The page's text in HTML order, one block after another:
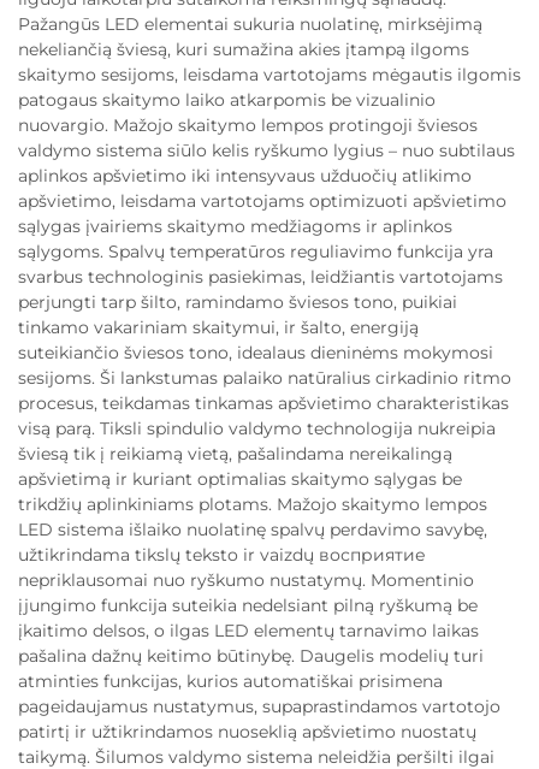
Pažangūs LED elementai sukuria nuolatinę, mirksėjimą
nekeliančią šviesą, kuri sumažina akies įtampą ilgoms
skaitymo sesijoms, leisdama vartotojams mėgautis ilgomis
patogaus skaitymo laiko atkarpomis be vizualinio
nuovargio. Mažojo skaitymo lempos protingoji šviesos
valdymo sistema siūlo kelis ryškumo lygius – nuo subtilaus
aplinkos apšvietimo iki intensyvaus užduočių atlikimo
apšvietimo, leisdama vartotojams optimizuoti apšvietimo
sąlygas įvairiems skaitymo medžiagoms ir aplinkos
sąlygoms. Spalvų temperatūros reguliavimo funkcija yra
svarbus technologinis pasiekimas, leidžiantis vartotojams
perjungti tarp šilto, ramindamo šviesos tono, puikiai
tinkamo vakariniam skaitymui, ir šalto, energiją
suteikiančio šviesos tono, idealaus dieninėms mokymosi
sesijoms. Ši lankstumas palaiko natūralius cirkadinio ritmo
procesus, teikdamas tinkamas apšvietimo charakteristikas
visą parą. Tiksli spindulio valdymo technologija nukreipia
šviesą tik į reikiamą vietą, pašalindama nereikalingą
apšvietimą ir kuriant optimalias skaitymo sąlygas be
trikdžių aplinkiniams plotams. Mažojo skaitymo lempos
LED sistema išlaiko nuolatinę spalvų perdavimo savybę,
užtikrindama tikslų teksto ir vaizdų восприятие
nepriklausomai nuo ryškumo nustatymų. Momentinio
įjungimo funkcija suteikia nedelsiant pilną ryškumą be
įkaitimo delsos, o ilgas LED elementų tarnavimo laikas
pašalina dažnų keitimo būtinybę. Daugelis modelių turi
atminties funkcijas, kurios automatiškai prisimena
pageidaujamus nustatymus, supaprastindamos vartotojo
patirtį ir užtikrindamos nuoseklią apšvietimo nuostatų
taikymą. Šilumos valdymo sistema neleidžia peršilti ilgai